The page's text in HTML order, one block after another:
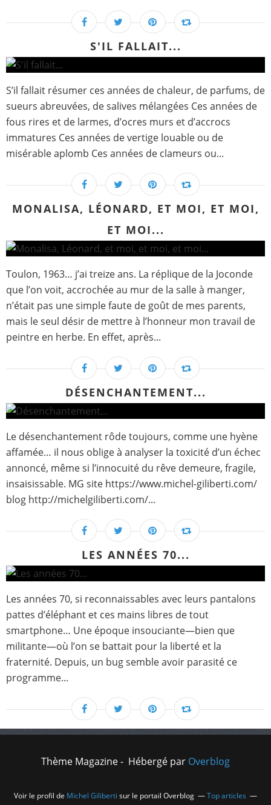
S'IL FALLAIT...
S’il fallait résumer ces années de chaleur, de parfums, de
sueurs abreuvées, de salives mélangées Ces années de
fous rires et de larmes, d’ocres murs et d’accrocs
immatures Ces années de vertige louable ou de
misérable aplomb Ces années de clameurs ou...
MONALISA, LÉONARD, ET MOI, ET MOI,
ET MOI...
Toulon, 1963… j’ai treize ans. La réplique de la Joconde
que l’on voit, accrochée au mur de la salle à manger,
n’était pas une simple faute de goût de mes parents,
mais le seul désir de mettre à l’honneur mon travail de
peintre en herbe. En effet, après...
DÉSENCHANTEMENT...
Le désenchantement rôde toujours, comme une hyène
affamée… il nous oblige à analyser la toxicité d’un échec
annoncé, même si l’innocuité du rêve demeure, fragile,
insaisissable. MG site https://www.michel-giliberti.com/
blog http://michelgiliberti.com/...
LES ANNÉES 70...
Les années 70, si reconnaissables avec leurs pantalons
pattes d’éléphant et ces mains libres de tout
smartphone… Une époque insouciante—bien que
militante—où l’on se battait pour la liberté et la
fraternité. Depuis, un bug semble avoir parasité ce
programme...
Thème Magazine - Hébergé par Overblog
Voir le profil de Michel Giliberti sur le portail Overblog Top articles